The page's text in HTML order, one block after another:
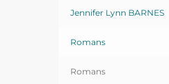
Jennifer Lynn BARNES
Romans
Romans